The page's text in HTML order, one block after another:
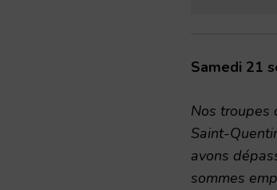
Samedi 21
Nos troupes
Saint-
avons
sommes